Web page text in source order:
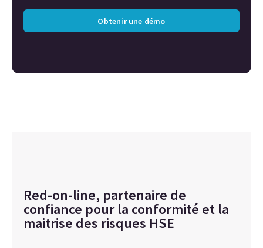
Obtenir une démo
Red-on-line, partenaire de
confiance pour la conformité et la
maitrise des risques HSE